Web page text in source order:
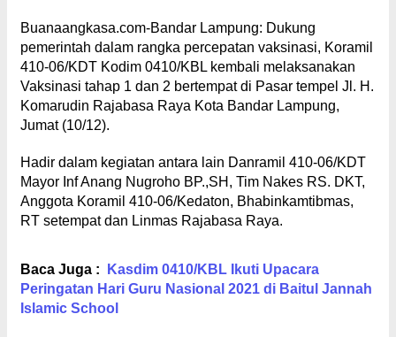
Buanaangkasa.com-Bandar Lampung: Dukung
pemerintah dalam rangka percepatan vaksinasi, Koramil
410-06/KDT Kodim 0410/KBL kembali melaksanakan
Vaksinasi tahap 1 dan 2 bertempat di Pasar tempel Jl. H.
Komarudin Rajabasa Raya Kota Bandar Lampung,
Jumat (10/12).
Hadir dalam kegiatan antara lain Danramil 410-06/KDT
Mayor Inf Anang Nugroho BP.,SH, Tim Nakes RS. DKT,
Anggota Koramil 410-06/Kedaton, Bhabinkamtibmas,
RT setempat dan Linmas Rajabasa Raya.
Baca Juga :
Kasdim 0410/KBL Ikuti Upacara
Peringatan Hari Guru Nasional 2021 di Baitul Jannah
Islamic School